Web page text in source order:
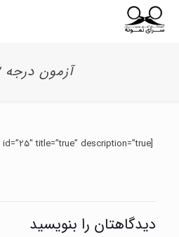
آزمون درجه ۲ (4)
[gravityform id=”25″ title=”true” description=”true”]
دیدگاهتان را بنویسید